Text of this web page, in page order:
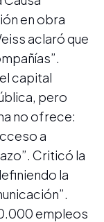
en obra
aclaró que
capital
pero
no ofrece:
a
Criticó la
la
empleos